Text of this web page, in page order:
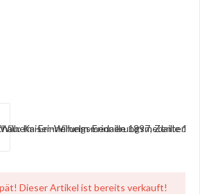
Dieser Artikel ist bereits verkauft!